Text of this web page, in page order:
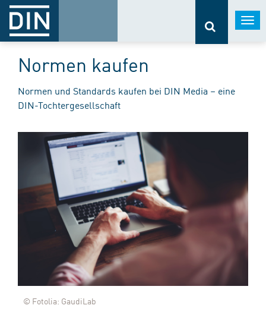
Normen kaufen
Normen und Standards kaufen bei DIN Media – eine
DIN-Tochtergesellschaft
© Fotolia: GaudiLab